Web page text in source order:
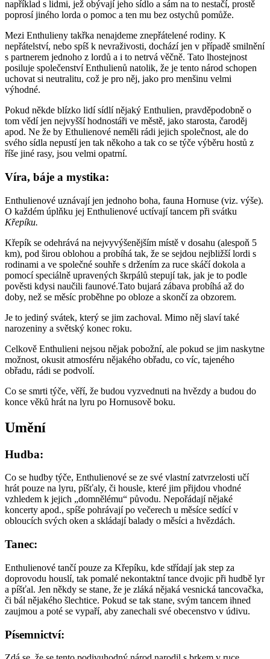
například s lidmi, jež obývají jeho sídlo a sám na to nestačí, prostě
poprosí jiného lorda o pomoc a ten mu bez ostychů pomůže.
Mezi Enthulieny takřka nenajdeme znepřátelené rodiny. K
nepřátelství, nebo spíš k nevraživosti, dochází jen v případě smilnění
s partnerem jednoho z lordů a i to netrvá věčně. Tato lhostejnost
posiluje společenství Enthulienů natolik, že je tento národ schopen
uchovat si neutralitu, což je pro něj, jako pro menšinu velmi
výhodné.
Pokud někde blízko lidí sídlí nějaký Enthulien, pravděpodobně o
tom vědí jen nejvyšší hodnostáři ve městě, jako starosta, čaroděj
apod. Ne že by Ethulienové neměli rádi jejich společnost, ale do
svého sídla nepustí jen tak někoho a tak co se týče výběru hostů z
říše jiné rasy, jsou velmi opatrní.
Víra, báje a mystika:
Enthulienové uznávají jen jednoho boha, fauna Hornuse (viz. výše).
O každém úplňku jej Enthulienové uctívají tancem při svátku
Křepíku.
Křepík se odehrává na nejvyvýšenějším místě v dosahu (alespoň 5
km), pod širou oblohou a probíhá tak, že se sejdou nejbližší lordi s
rodinami a ve společné souhře s držením za ruce skáčí dokola a
pomocí speciálně upravených škrpálů stepují tak, jak je to podle
pověsti kdysi naučili faunové.Tato bujará zábava probíhá až do
doby, než se měsíc proběhne po obloze a skončí za obzorem.
Je to jediný svátek, který se jim zachoval. Mimo něj slaví také
narozeniny a světský konec roku.
Celkově Enthulieni nejsou nějak pobožní, ale pokud se jim naskytne
možnost, okusit atmosféru nějakého obřadu, co víc, tajeného
obřadu, rádi se podvolí.
Co se smrti týče, věří, že budou vyzvednuti na hvězdy a budou do
konce věků hrát na lyru po Hornusově boku.
Umění
Hudba:
Co se hudby týče, Enthulienové se ze své vlastní zatvrzelosti učí
hrát pouze na lyru, píšťaly, či housle, které jim přijdou vhodné
vzhledem k jejich „domnělému“ původu. Nepořádají nějaké
koncerty apod., spíše pohrávají po večerech u měsíce sedící v
obloucích svých oken a skládají balady o měsíci a hvězdách.
Tanec:
Enthulienové tančí pouze za Křepíku, kde střídají jak step za
doprovodu houslí, tak pomalé nekontaktní tance dvojic při hudbě lyr
a píšťal. Jen někdy se stane, že je zláká nějaká vesnická tancovačka,
či bál nějakého šlechtice. Pokud se tak stane, svým tancem ihned
zaujmou a poté se vypaří, aby zanechali své obecenstvo v údivu.
Písemnictví: